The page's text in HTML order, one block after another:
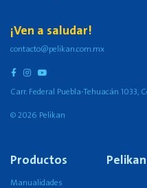
¡Ven a saludar!
contacto@pelikan.com.mx
Carr. Federal Puebla-Tehuacán 1033,
© 2026 Pelikan
Productos
Manualidades